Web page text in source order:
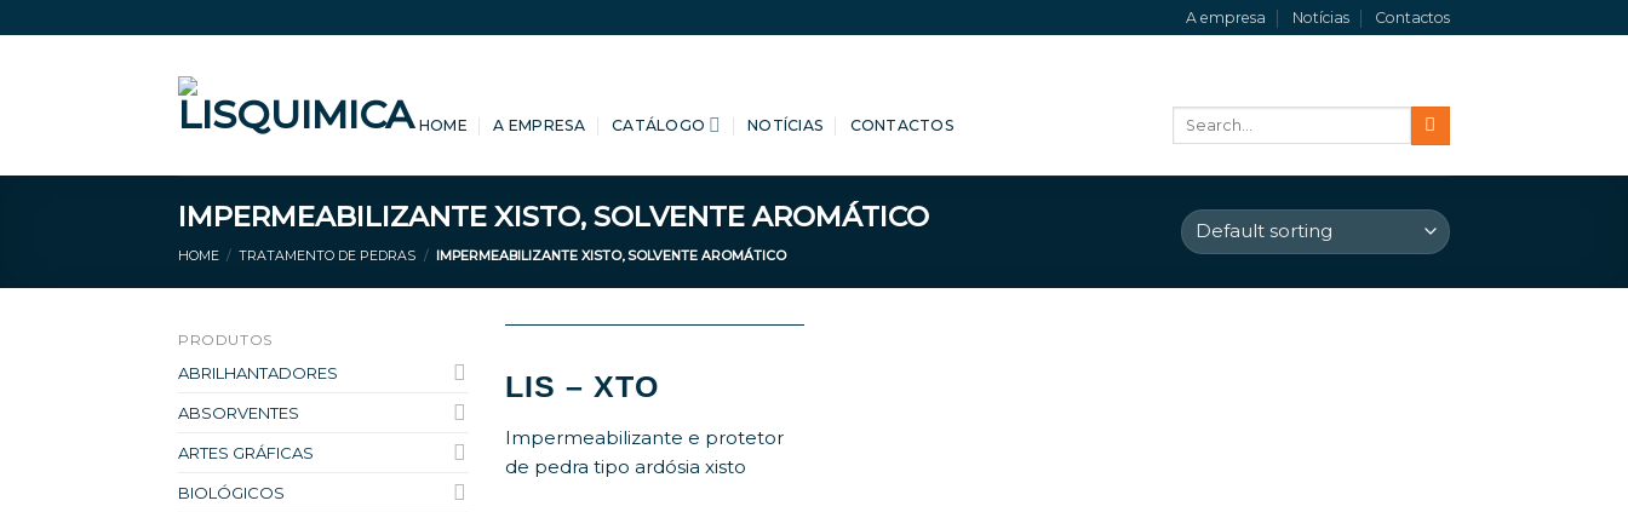
to
A empresa Notícias Contactos
HOME A EMPRESA CATÁLOGO NOTÍCIAS CONTACTOS
IMPERMEABILIZANTE XISTO, SOLVENTE AROMÁTICO
HOME / TRATAMENTO DE PEDRAS / IMPERMEABILIZANTE XISTO, SOLVENTE AROMÁTICO
PRODUTOS
ABRILHANTADORES
ABSORVENTES
ARTES GRÁFICAS
BIOLÓGICOS
LIS – XTO
Impermeabilizante e protetor
de pedra tipo ardósia xisto